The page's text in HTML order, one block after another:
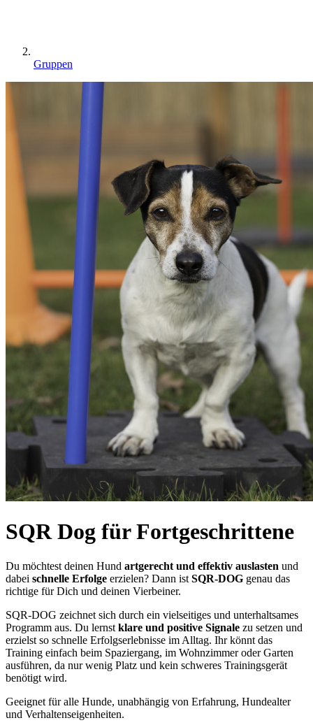
Gruppen
SQR Dog für Fortgeschrittene
Du möchtest deinen Hund artgerecht und effektiv auslasten und
dabei schnelle Erfolge erzielen? Dann ist SQR-DOG genau das
richtige für Dich und deinen Vierbeiner.
SQR-DOG zeichnet sich durch ein vielseitiges und unterhaltsames
Programm aus. Du lernst klare und positive Signale zu setzen und
erzielst so schnelle Erfolgserlebnisse im Alltag. Ihr könnt das
Training einfach beim Spaziergang, im Wohnzimmer oder Garten
ausführen, da nur wenig Platz und kein schweres Trainingsgerät
benötigt wird.
Geeignet für alle Hunde, unabhängig von Erfahrung, Hundealter
und Verhaltenseigenheiten.